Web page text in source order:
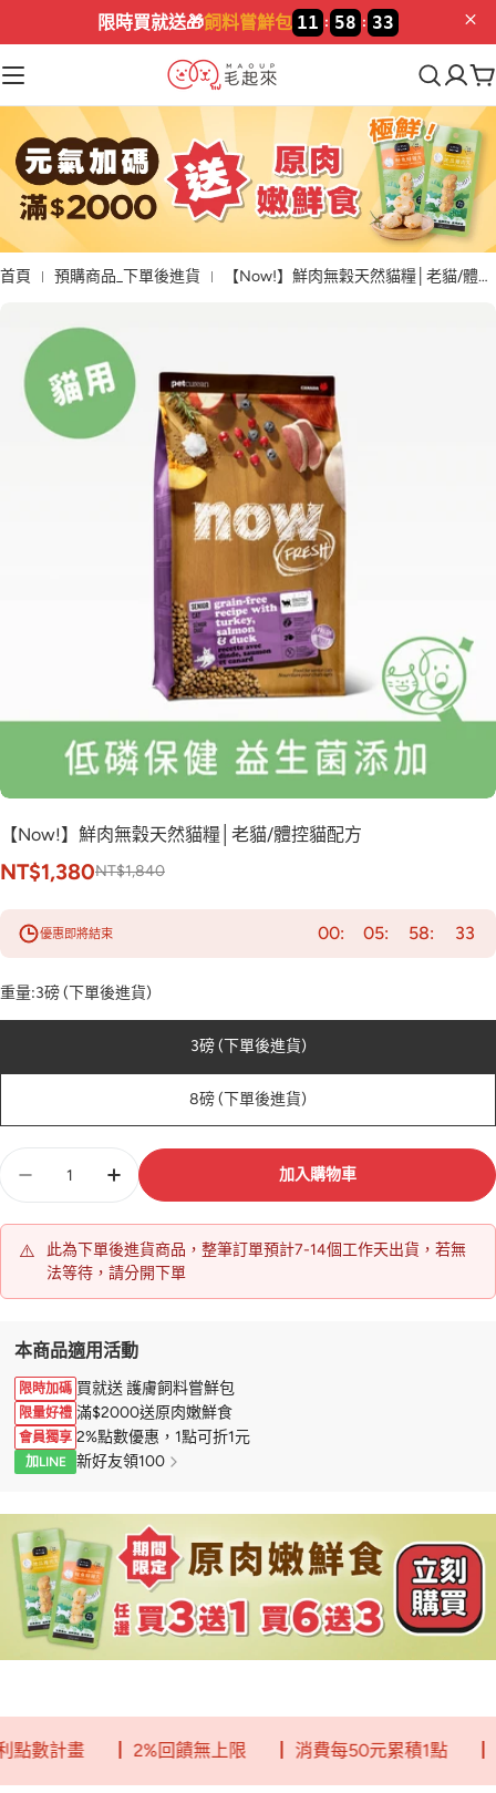
限時買就送🎁飼料嘗鮮包 11 : 58 : 32
購
物
車
首頁 預購商品_下單後進貨 【Now!】鮮肉無穀天然貓糧│老貓/體控貓配方
【Now!】鮮肉無穀天然貓糧│老貓/體控貓配方
NT$1,380NT$1,840
優惠即將結束 00 05 58 32
重量:3磅 (下單後進貨)
3磅 (下單後進貨)
8磅 (下單後進貨)
量
加入購物車
⚠️
此為下單後進貨商品，整筆訂單預計7-14個工作天出貨，若無
法等待，請分開下單
本商品適用活動
限時加碼 買就送 護膚飼料嘗鮮包
限量好禮 滿$2000送原肉嫩鮮食
會員獨享 2%點數優惠，1點可折1元
加LINE 新好友領100
計畫 ┃ 2%回饋無上限 ┃ 消費每50元累積1點 ┃ 一